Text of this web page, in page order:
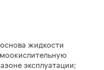
жидкости
эксплуатации;